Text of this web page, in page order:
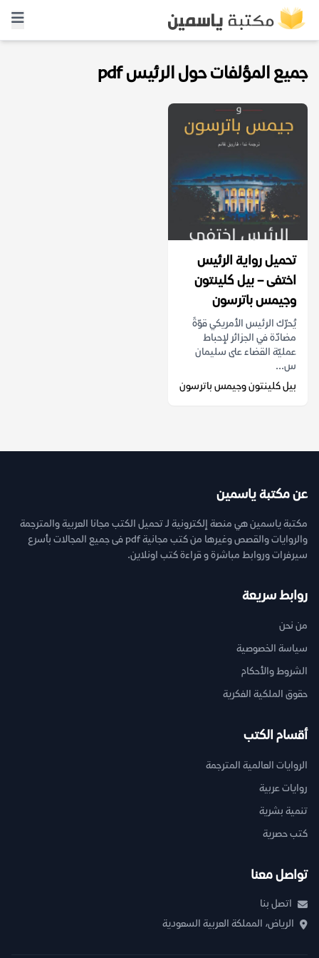
جميع المؤلفات حول الرئيس pdf
تحميل رواية الرئيس
اختفى – بيل كلينتون
وجيمس باترسون
يُحرّك الرئيس الأمريكي قوّةً
مضادّة في الجزائر لإحباط
عمليّة القضاء على سليمان
س...
بيل كلينتون وجيمس باترسون
عن مكتبة ياسمين
مكتبة ياسمين هي منصة إلكترونية لـ تحميل الكتب مجانا العربية والمترجمة
والروايات والقصص وغيرها من كتب مجانية pdf فى جميع المجالات بأسرع
سيرفرات وروابط مباشرة و قراءة كتب اونلاين.
روابط سريعة
من نحن
سياسة الخصوصية
الشروط والأحكام
حقوق الملكية الفكرية
أقسام الكتب
الروايات العالمية المترجمة
روايات عربية
تنمية بشرية
كتب حصرية
تواصل معنا
اتصل بنا
الرياض، المملكة العربية السعودية